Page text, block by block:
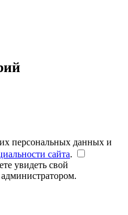
персональных данных и
сайта.
увидеть свой